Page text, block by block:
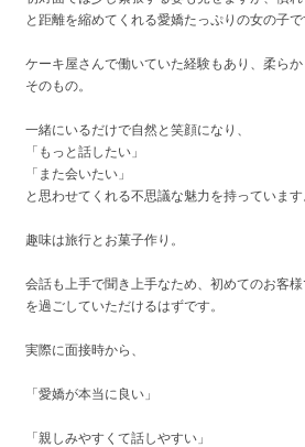
と距離を縮めてくれる愛嬌たっぷりの女の子で
ケーキ屋さんで働いていた経験もあり、柔ら
そのもの。
一緒にいるだけで自然と笑顔になり、
「もっと話したい」
「また会いたい」
と思わせてくれる不思議な魅力を持っています
趣味は旅行とお菓子作り。
会話も上手で聞き上手なため、初めてのお客
を過ごしていただけるはずです。
実際に面接時から、
「愛嬌が本当に良い」
「親しみやすくて話しやすい」